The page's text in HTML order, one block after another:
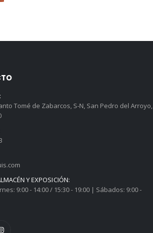
Tomé de Zabarcos, S-N, San Pedro del Arroyo,
Y EXPOSICIÓN:
9:00 - 14:00 / 15:30 - 19:00 | Sábados: 9:00 -